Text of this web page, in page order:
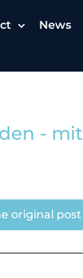
News
- mit
original post